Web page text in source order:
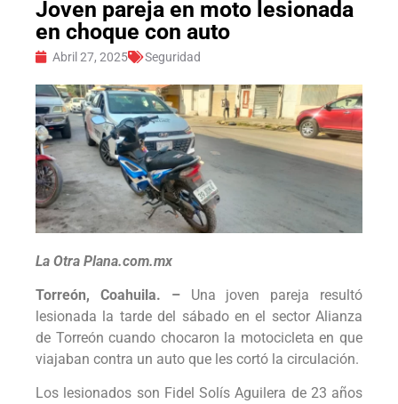
Joven pareja en moto lesionada
en choque con auto
Abril 27, 2025 Seguridad
La Otra Plana.com.mx
Torreón, Coahuila. – Una joven pareja resultó
lesionada la tarde del sábado en el sector Alianza
de Torreón cuando chocaron la motocicleta en que
viajaban contra un auto que les cortó la circulación.
Los lesionados son Fidel Solís Aguilera de 23 años